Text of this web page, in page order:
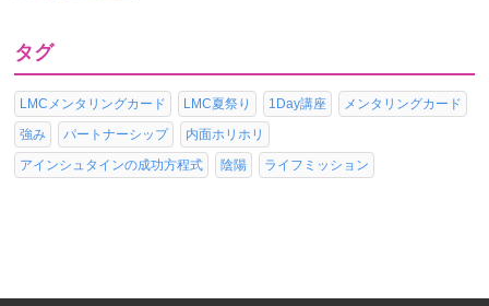
タグ
LMCメンタリングカード LMC夏祭り 1Day講座
メンタリングカード
強み
パートナーシップ
内面ホリホリ
アインシュタインの成功方程式
陰陽 ライフミッション